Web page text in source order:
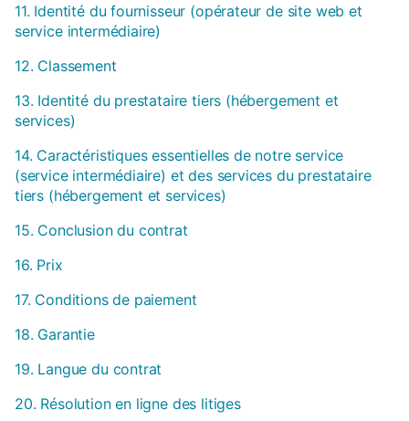
11. Identité du fournisseur (opérateur de site web et
service intermédiaire)
12. Classement
13. Identité du prestataire tiers (hébergement et
services)
14. Caractéristiques essentielles de notre service
(service intermédiaire) et des services du prestataire
tiers (hébergement et services)
15. Conclusion du contrat
16. Prix
17. Conditions de paiement
18. Garantie
19. Langue du contrat
20. Résolution en ligne des litiges